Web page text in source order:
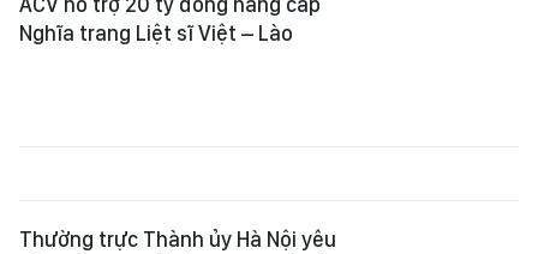
Nghĩa trang Liệt sĩ Việt – Lào
Thường trực Thành ủy Hà Nội yêu